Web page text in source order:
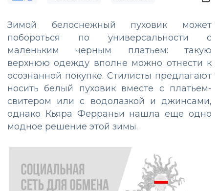
Зимой белоснежный пуховик может
побороться по универсальности с
маленьким черным платьем: такую
верхнюю одежду вполне можно отнести к
осознанной покупке. Стилисты предлагают
носить белый пуховик вместе с платьем-
свитером или с водолазкой и джинсами,
однако Кьяра Ферраньи нашла еще одно
модное решение этой зимы.